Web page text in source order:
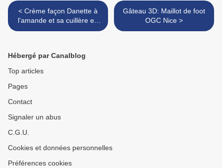
< Crème façon Danette à
l'amande et sa cuillère en
chocolat
Gâteau 3D: Maillot de foot
OGC Nice >
Hébergé par Canalblog
Top articles
Pages
Contact
Signaler un abus
C.G.U.
Cookies et données personnelles
Préférences cookies